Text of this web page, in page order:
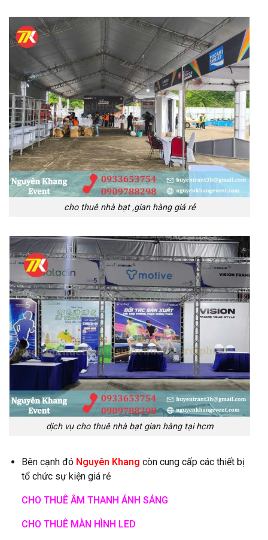
cho thuê nhà bạt ,gian hàng giá rẻ
dịch vụ cho thuê nhà bạt gian hàng tại hcm
Bên cạnh đó Nguyên Khang còn cung cấp các thiết bị
tổ chức sự kiện giá rẻ
CHO THUÊ ÂM THANH ÁNH SÁNG
CHO THUÊ MÀN HÌNH LED